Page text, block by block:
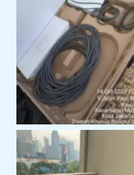
Perangkat Starlink
Siap Pakai Untuk
Operasional